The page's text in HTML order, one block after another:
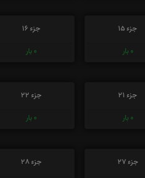
جزء 15
0 بار
جزء 16
0 بار
جزء 21
0 بار
جزء 22
0 بار
جزء 27 جزء 28